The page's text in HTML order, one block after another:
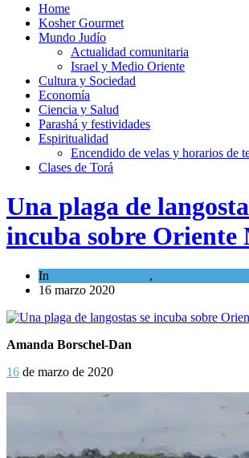
Home
Kosher Gourmet
Mundo Judío
Actualidad comunitaria
Israel y Medio Oriente
Cultura y Sociedad
Economía
Ciencia y Salud
Parashá y festividades
Espiritualidad
Encendido de velas y horarios de
Clases de Torá
Una plaga de
incuba sobre Oriente
In ,
16 marzo 2020
Amanda Borschel-Dan
16 de marzo de 2020